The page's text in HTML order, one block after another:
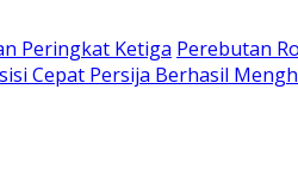
Peringkat Ketiga Perebutan
Cepat Persija Berhasil